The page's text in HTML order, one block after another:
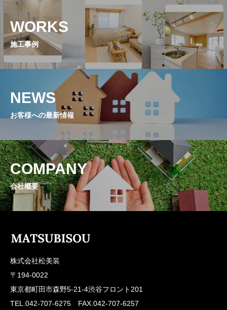
WORKS
施工事例
NEWS
お客様への最新情報
COMPANY
会社概要
株式会社松美装
〒194-0022
東京都町田市森野5-21-4渋谷フロント201
TEL.042-707-6275 FAX.042-707-6257